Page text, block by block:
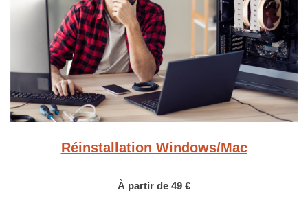
Réinstallation Windows/Mac
À partir de 49 €